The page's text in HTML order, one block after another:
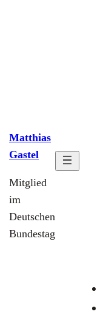
Matthias
Gastel
Mitglied
im
Deutschen
Bundestag